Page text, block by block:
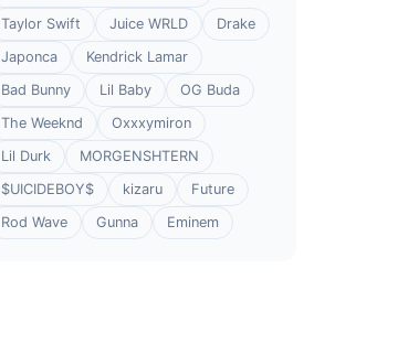
Taylor Swift
Juice WRLD
Drake
Japonca
Kendrick Lamar
Bad Bunny
Lil Baby
OG Buda
The Weeknd
Oxxxymiron
Lil Durk
MORGENSHTERN
$UICIDEBOY$
kizaru
Future
Rod Wave
Gunna Eminem